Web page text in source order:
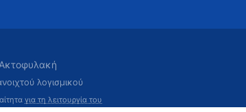
λογισμικού
για τη λειτουργία του